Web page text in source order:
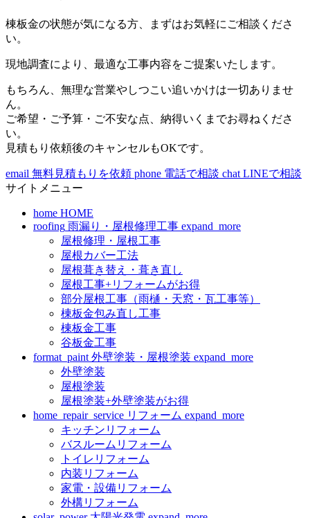
棟板金の状態が気になる方、まずはお気軽にご相談くださ
い。
現地調査により、最適な工事内容をご提案いたします。
もちろん、無理な営業やしつこい追いかけは一切ありませ
ん。
ご希望・ご予算・ご不安な点、納得いくまでお尋ねくださ
い。
見積もり依頼後のキャンセルもOKです。
email 無料見積もりを依頼 phone 電話で相談 chat LINEで相談
サイトメニュー
home HOME
roofing 雨漏り・屋根修理工事 expand_more
屋根修理・屋根工事
屋根カバー工法
屋根葺き替え・葺き直し
屋根工事+リフォームがお得
部分屋根工事（雨樋・天窓・瓦工事等）
棟板金包み直し工事
棟板金工事
谷板金工事
format_paint 外壁塗装・屋根塗装 expand_more
外壁塗装
屋根塗装
屋根塗装+外壁塗装がお得
home_repair_service リフォーム expand_more
キッチンリフォーム
バスルームリフォーム
トイレリフォーム
内装リフォーム
家電・設備リフォーム
外構リフォーム